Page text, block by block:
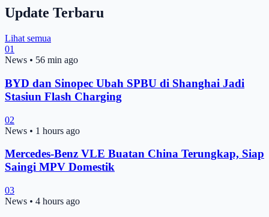
Update Terbaru
Lihat semua
01
News • 56 min ago
BYD dan Sinopec Ubah SPBU di Shanghai Jadi
Stasiun Flash Charging
02
News • 1 hours ago
Mercedes-Benz VLE Buatan China Terungkap, Siap
Saingi MPV Domestik
03
News • 4 hours ago